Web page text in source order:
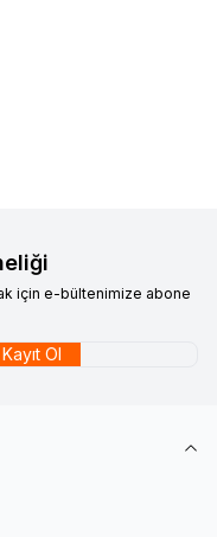
için e-bültenimize abone
Kayıt Ol